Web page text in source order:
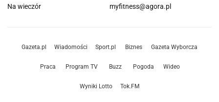
Na wieczór myfitness@agora.pl
Gazeta.pl Wiadomości Sport.pl Biznes Gazeta Wyborcza
Praca Program TV Buzz Pogoda Wideo
Wyniki Lotto Tok.FM